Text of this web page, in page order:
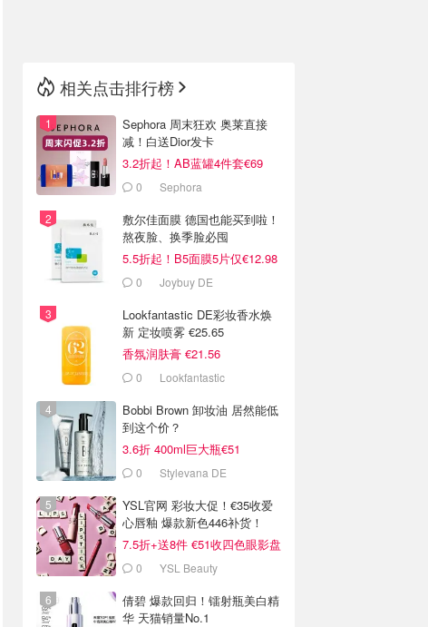
相关点击排行榜
Sephora 周末狂欢 奥莱直接
减！白送Dior发卡
3.2折起！AB蓝罐4件套€69
0 Sephora
敷尔佳面膜 德国也能买到啦！
熬夜脸、换季脸必囤
5.5折起！B5面膜5片仅€12.98
0 Joybuy DE
Lookfantastic DE彩妆香水焕
新 定妆喷雾 €25.65
香氛润肤膏 €21.56
0 Lookfantastic
Bobbi Brown 卸妆油 居然能低
到这个价？
3.6折 400ml巨大瓶€51
0 Stylevana DE
YSL官网 彩妆大促！€35收爱
心唇釉 爆款新色446补货！
7.5折+送8件 €51收四色眼影盘
0 YSL Beauty
倩碧 爆款回归！镭射瓶美白精
华 天猫销量No.1